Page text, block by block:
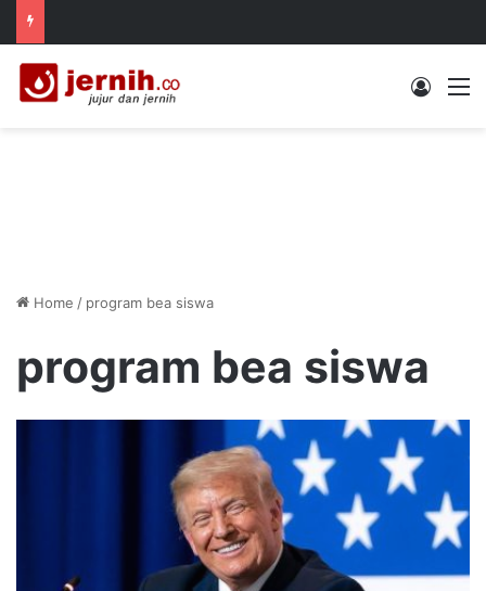
Log In
Home / program bea siswa
program bea siswa